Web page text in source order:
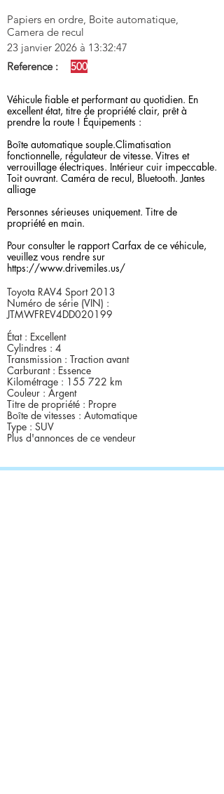
Papiers en ordre, Boite automatique,
Camera de recul
23 janvier 2026 à 13:32:47
Reference :
500
Véhicule fiable et performant au quotidien. En
excellent état, titre de propriété clair, prêt à
prendre la route ! Équipements :
Boîte automatique souple.Climatisation
fonctionnelle, régulateur de vitesse. Vitres et
verrouillage électriques. Intérieur cuir impeccable.
Toit ouvrant. Caméra de recul, Bluetooth. Jantes
alliage
Personnes sérieuses uniquement. Titre de
propriété en main.
Pour consulter le rapport Carfax de ce véhicule,
veuillez vous rendre sur
https://www.drivemiles.us/
Toyota RAV4 Sport 2013
Numéro de série (VIN) :
JTMWFREV4DD020199
État : Excellent
Cylindres : 4
Transmission : Traction avant
Carburant : Essence
Kilométrage : 155 722 km
Couleur : Argent
Titre de propriété : Propre
Boîte de vitesses : Automatique
Type : SUV
Plus d'annonces de ce vendeur